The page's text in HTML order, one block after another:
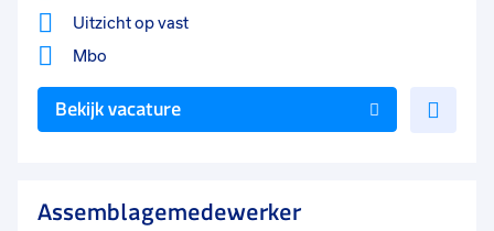
Uitzicht op vast
Mbo
Bekijk vacature
Assemblagemedewerker